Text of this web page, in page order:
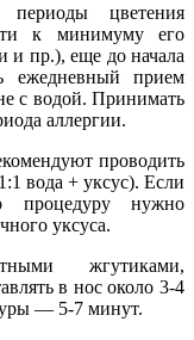
цветения
к минимуму его
и пр.), еще до начала
ежедневный прием
с водой. Принимать
аллергии.
проводить
вода + уксус). Если
процедуру нужно
уксуса.
жгутиками,
в нос около 3-4
— 5-7 минут.